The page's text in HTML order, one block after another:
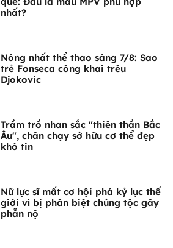
nhất?
Nóng nhất thể thao sáng 7/8: Sao
trẻ Fonseca công khai trêu
Djokovic
Trầm trồ nhan sắc "thiên thần Bắc
Âu", chân chạy sở hữu cơ thể đẹp
khó tin
Nữ lực sĩ mất cơ hội phá kỷ lục thế
giới vì bị phân biệt chủng tộc gây
phẫn nộ